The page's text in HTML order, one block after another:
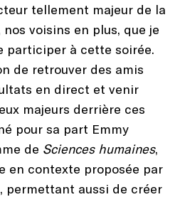
tellement majeur de la
voisins en plus, que je
participer à cette soirée.
de retrouver des amis
en direct et venir
majeurs derrière ces
pour sa part Emmy
de Sciences humaines,
en contexte proposée par
permettant aussi de créer